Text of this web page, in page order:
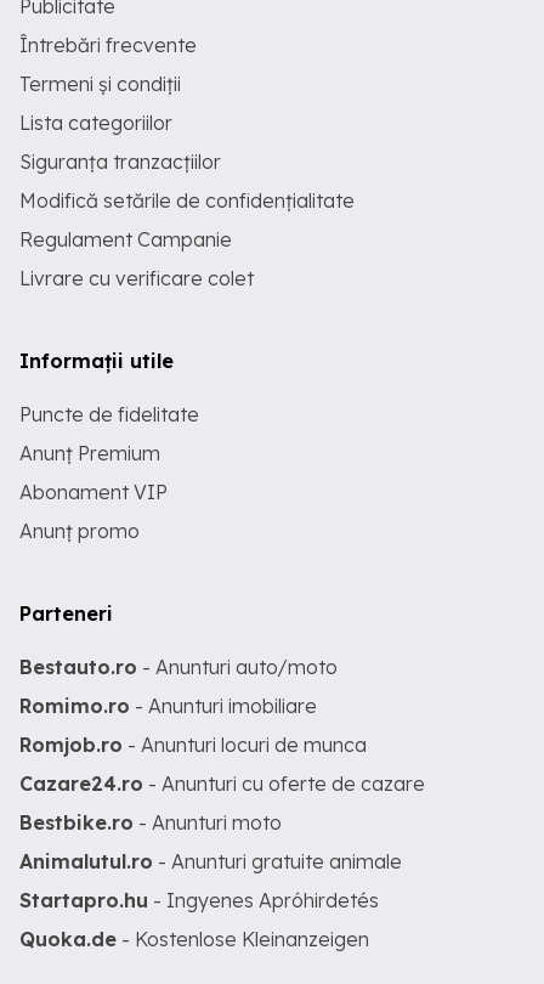
Publicitate
Întrebări frecvente
Termeni și condiții
Lista categoriilor
Siguranța tranzacțiilor
Modifică setările de confidențialitate
Regulament Campanie
Livrare cu verificare colet
Informații utile
Puncte de fidelitate
Anunț Premium
Abonament VIP
Anunț promo
Parteneri
Bestauto.ro - Anunturi auto/moto
Romimo.ro - Anunturi imobiliare
Romjob.ro - Anunturi locuri de munca
Cazare24.ro - Anunturi cu oferte de cazare
Bestbike.ro - Anunturi moto
Animalutul.ro - Anunturi gratuite animale
Startapro.hu - Ingyenes Apróhirdetés
Quoka.de - Kostenlose Kleinanzeigen